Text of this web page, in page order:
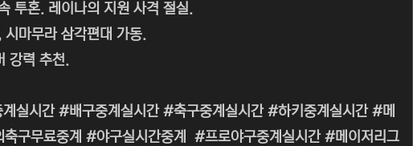
투혼. 레이나의 지원 사격 절실.
마무라 삼각편대 가동.
강력 추천.
실시간 #배구중계실시간 #축구중계실시간 #하키중계실시간 #메
구무료중계 #야구실시간중계 #프로야구중계실시간 #메이저리그